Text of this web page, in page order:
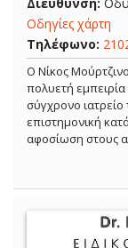
Οδηγίες χάρτη
Τηλέφωνο:
Ο Νίκος
πολυετή εμπειρία
σύγχρονο
επιστημονική
αφοσίωση στους